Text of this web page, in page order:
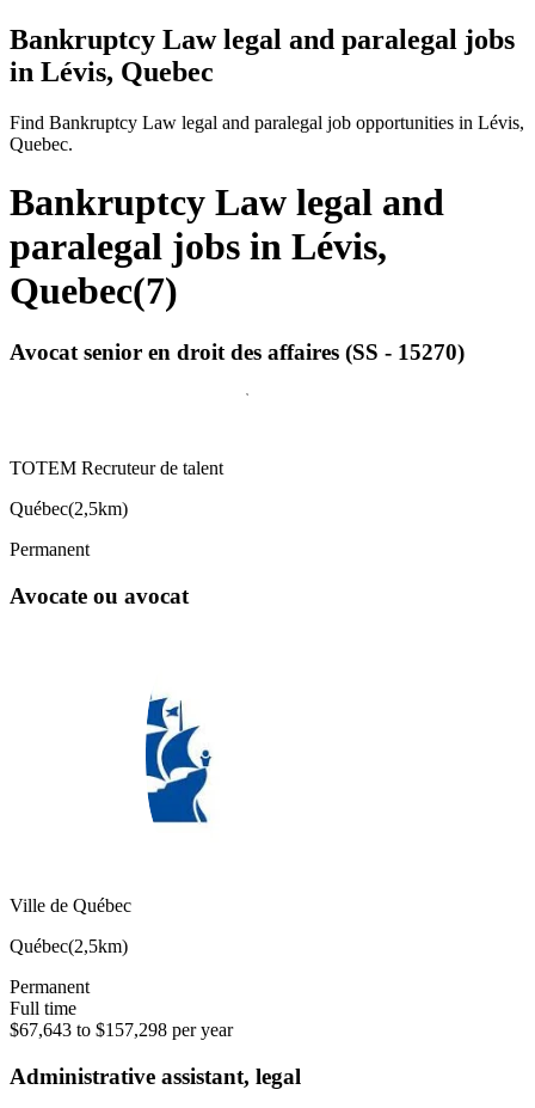
Bankruptcy Law legal and paralegal jobs
in Lévis, Quebec
Find Bankruptcy Law legal and paralegal job opportunities in Lévis,
Quebec.
Bankruptcy Law legal and
paralegal jobs in Lévis,
Quebec(7)
Avocat senior en droit des affaires (SS - 15270)
TOTEM Recruteur de talent
Québec(2,5km)
Permanent
Avocate ou avocat
Ville de Québec
Québec(2,5km)
Permanent
Full time
$67,643 to $157,298 per year
Administrative assistant, legal